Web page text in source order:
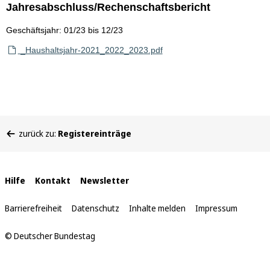
Jahresabschluss/Rechenschaftsbericht
Geschäftsjahr: 01/23 bis 12/23
_Haushaltsjahr-2021_2022_2023.pdf
befinden
zurück zu: Registereinträge
Interne
Links
Hilfe Kontakt Newsletter
Barrierefreiheit Datenschutz Inhalte melden Impressum
© Deutscher Bundestag